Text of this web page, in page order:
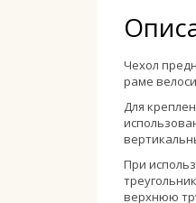
Чехол
раме
Для
При
верхнюю